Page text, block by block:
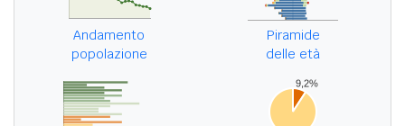
Andamento
popolazione
Piramide
delle età